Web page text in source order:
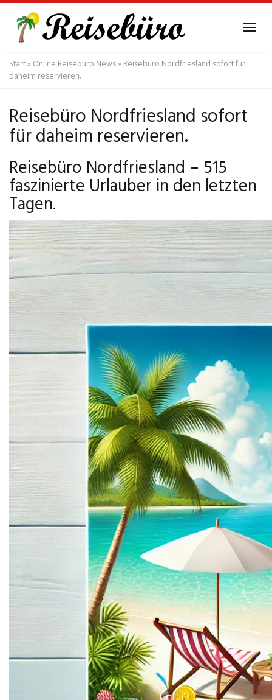
main
content
Start» Online Reisebüro News» Reisebüro Nordfriesland sofort für
daheim reservieren.
Reisebüro Nordfriesland sofort
für daheim reservieren.
Reisebüro Nordfriesland – 515
faszinierte Urlauber in den letzten
Tagen.